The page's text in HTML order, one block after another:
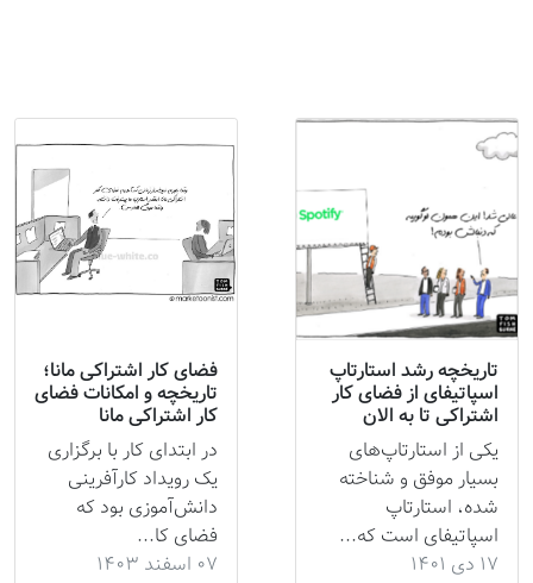
تاریخچه رشد استارتاپ
اسپاتیفای از فضای کار
اشتراکی تا به الان
یکی از استارتاپ‌های
بسیار موفق و شناخته
شده، استارتاپ
اسپاتیفای است که...
۱۷ دی ۱۴۰۱
فضای کار اشتراکی مانا؛
تاریخچه و امکانات فضای
کار اشتراکی مانا
در ابتدای کار با برگزاری
یک رویداد کارآفرینی
دانش‌آموزی بود که
فضای کا...
۰۷ اسفند ۱۴۰۳